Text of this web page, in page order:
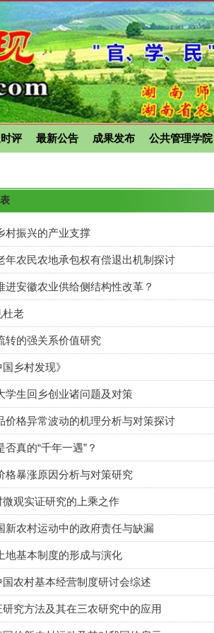
评 最新公告 成果发布 公共管理学院
村振兴的产业支撑
年农民农地承包权有偿退出机制探讨
进安徽农业供给侧结构性改革？
杜老
转的强关系价值研究
乡村发现》
学生回乡创业诸问题及对策
价格异常波动的机理分析与对策探讨
真的“千年一遇”？
格暴涨原因分析与对策研究
观实证研究的上乘之作
新农村运动中的政府责任与缺漏
地基本制度的形成与演化
农村基本经营制度研讨会综述
究方法及其在三农研究中的应用